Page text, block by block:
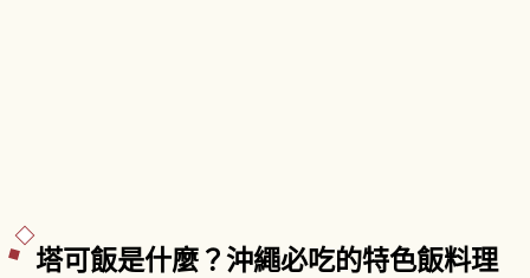
塔可飯是什麼？沖繩必吃的特色飯料理